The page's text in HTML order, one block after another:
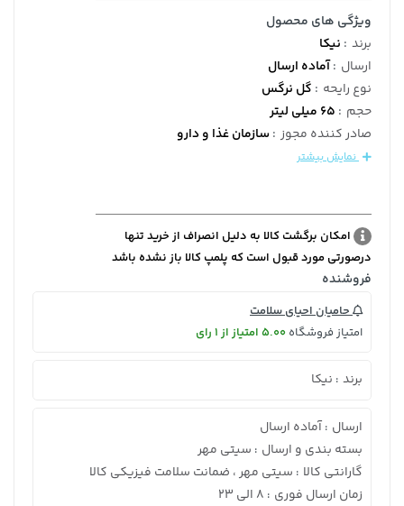
ویژگی های محصول
برند : نیکا
ارسال :آماده ارسال
نوع رایحه : گل نرگس
حجم : 65 میلی لیتر
صادر کننده مجوز :سازمان غذا و دارو
نمایش بیشتر
امکان برگشت کالا به دلیل انصراف از خرید تنها
درصورتی مورد قبول است که پلمپ کالا باز نشده باشد
فروشنده
حامیان احیای سلامت
امتیاز فروشگاه 5.00 امتیاز از 1 رای
برند : نیکا
ارسال : آماده ارسال
بسته بندی و ارسال : سیتی مهر
گارانتی کالا : سیتی مهر ، ضمانت سلامت فیزیکی کالا
زمان ارسال فوری : 8 الی 23